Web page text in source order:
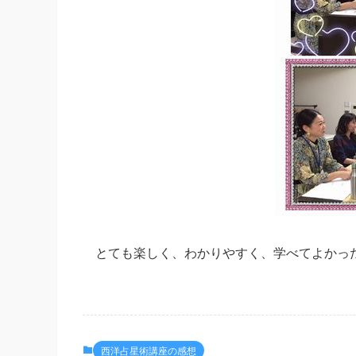
とても楽しく、わかりやすく、学べてよかっ
西洋占星術講座の感想